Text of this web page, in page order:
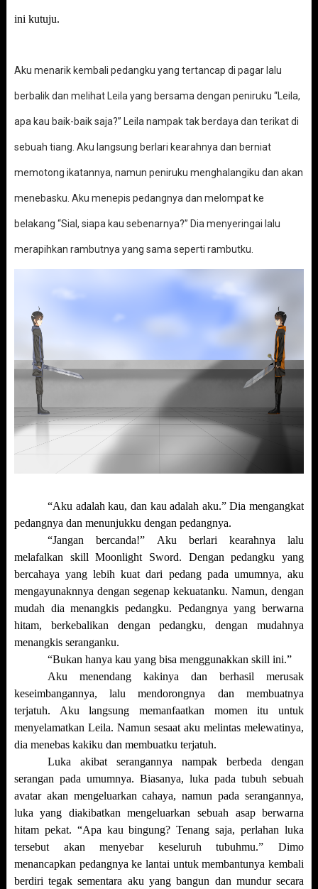
ini kutuju.
Aku menarik kembali pedangku yang tertancap di pagar lalu
berbalik dan melihat Leila yang bersama dengan peniruku “Leila,
apa kau baik-baik saja?” Leila nampak tak berdaya dan terikat di
sebuah tiang. Aku langsung berlari kearahnya dan berniat
memotong ikatannya, namun peniruku menghalangiku dan akan
menebasku. Aku menepis pedangnya dan melompat ke
belakang “Sial, siapa kau sebenarnya?” Dia menyeringai lalu
merapihkan rambutnya yang sama seperti rambutku.
“Aku adalah kau, dan kau adalah aku.” Dia mengangkat
pedangnya dan menunjukku dengan pedangnya.
“Jangan bercanda!” Aku berlari kearahnya lalu
melafalkan skill Moonlight Sword. Dengan pedangku yang
bercahaya yang lebih kuat dari pedang pada umumnya, aku
mengayunaknnya dengan segenap kekuatanku. Namun, dengan
mudah dia menangkis pedangku. Pedangnya yang berwarna
hitam, berkebalikan dengan pedangku, dengan mudahnya
menangkis seranganku.
“Bukan hanya kau yang bisa menggunakkan skill ini.”
Aku menendang kakinya dan berhasil merusak
keseimbangannya, lalu mendorongnya dan membuatnya
terjatuh. Aku langsung memanfaatkan momen itu untuk
menyelamatkan Leila. Namun sesaat aku melintas melewatinya,
dia menebas kakiku dan membuatku terjatuh.
Luka akibat serangannya nampak berbeda dengan
serangan pada umumnya. Biasanya, luka pada tubuh sebuah
avatar akan mengeluarkan cahaya, namun pada serangannya,
luka yang diakibatkan mengeluarkan sebuah asap berwarna
hitam pekat. “Apa kau bingung? Tenang saja, perlahan luka
tersebut akan menyebar keseluruh tubuhmu.” Dimo
menancapkan pedangnya ke lantai untuk membantunya kembali
berdiri tegak sementara aku yang bangun dan mundur secara